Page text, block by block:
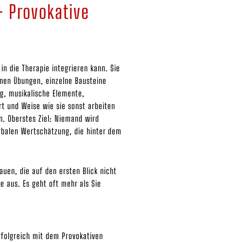
die Therapie integrieren kann. Sie
Übungen, einzelne Bausteine
musikalische Elemente,
und Weise wie sie sonst arbeiten
Oberstes Ziel: Niemand wird
Wertschätzung, die hinter dem
die auf den ersten Blick nicht
aus. Es geht oft mehr als Sie
mit dem Provokativen